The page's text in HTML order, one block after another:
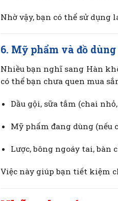
Nhờ vậy, bạn có thể sử
6. Mỹ phẩm và đồ
Nhiều bạn nghĩ sang Hàn
có thể bạn chưa quen mua
Dầu gội, sữa tắm (chai
Mỹ phẩm đang dùng (nếu
Lược, bông ngoáy tai, bàn
Việc này giúp bạn tiết kiệm